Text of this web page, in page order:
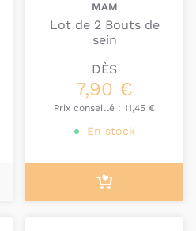
MAM
Lot de 2 Bouts de
sein
DÈS
7,90 €
Prix conseillé : 11,45 €
En stock